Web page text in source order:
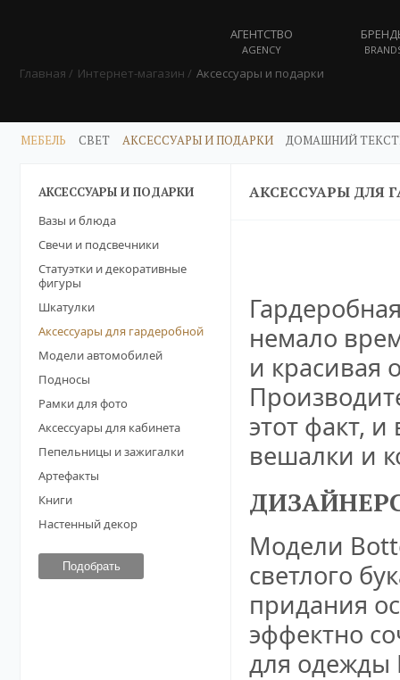
АГЕНТСТВО
AGENCY
Главная Интернет-магазин Аксессуары и подарки
МЕБЕЛЬ СВЕТ АКСЕССУАРЫ И ПОДАРКИ ДОМАШНИЙ
АКСЕССУАРЫ И ПОДАРКИ
Вазы и блюда
Свечи и подсвечники
Статуэтки и декоративные
фигуры
Шкатулки
Аксессуары для гардеробной
Модели автомобилей
Подносы
Рамки для фото
Аксессуары для кабинета
Пепельницы и зажигалки
Артефакты
Книги
Настенный декор
АКСЕССУАРЫ ДЛЯ
немало
и красивая
этот факт,
вешалки и
Модели
светлого
придания
эффектно
для одежды